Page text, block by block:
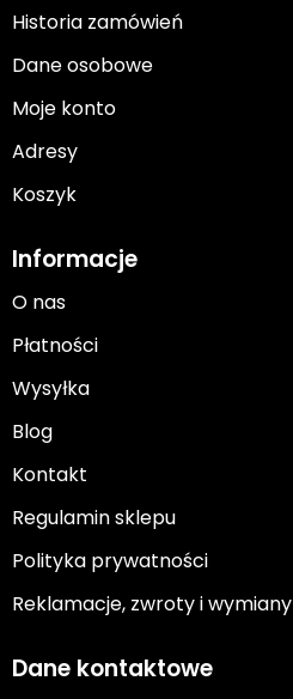
Historia zamówień
Dane osobowe
Moje konto
Adresy
Koszyk
Informacje
O nas
Płatności
Wysyłka
Blog
Kontakt
Regulamin sklepu
Polityka prywatności
Reklamacje, zwroty i wymiany
Dane kontaktowe